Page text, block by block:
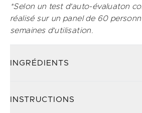
*Selon un test d'auto-évaluaton
réalisé sur un panel de 60
semaines d'utilisation.
INGRÉDIENTS
INSTRUCTIONS